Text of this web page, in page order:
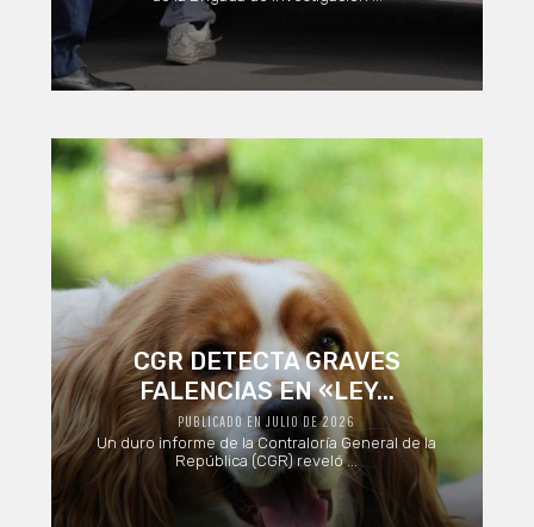
CGR DETECTA GRAVES
FALENCIAS EN «LEY...
PUBLICADO EN JULIO DE 2026
Un duro informe de la Contraloría General de la
República (CGR) reveló ...